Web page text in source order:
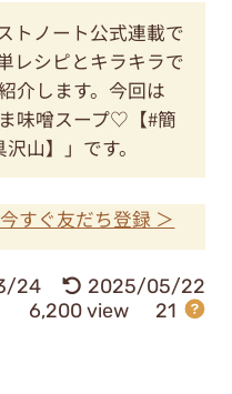
トノート公式連載で
レシピとキラキラで
介します。今回は
味噌スープ♡【#簡
山】」です。
すぐ友だち登録 ＞
24
2025/05/22
6,200 view
21